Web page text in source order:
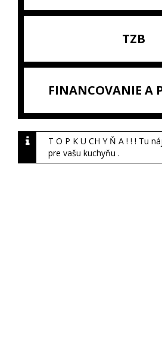
TZB
FINANCOVANIE A
T O P K U CH Y Ň A ! ! ! Tu
pre vašu kuchyňu .